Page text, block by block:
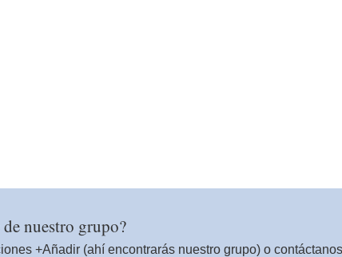
nuestro grupo?
+Añadir (ahí encontrarás nuestro grupo) o